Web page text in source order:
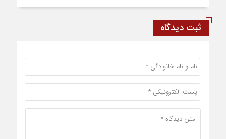
ثبت دیدگاه